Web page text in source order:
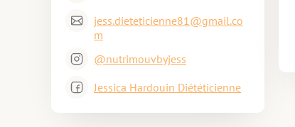
jess.dieteticienne81@gmail.co
m
@nutrimouvbyjess
Jessica Hardouin Diététicienne